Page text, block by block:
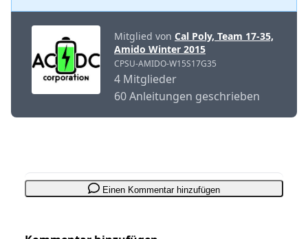
Mitglied von Cal Poly, Team 17-35,
Amido Winter 2015
CPSU-AMIDO-W15S17G35
4 Mitglieder
60 Anleitungen geschrieben
Einen Kommentar hinzufügen